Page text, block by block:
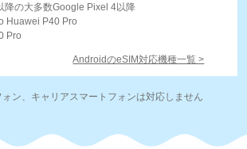
降の大多数Google Pixel 4以降
Huawei P40 Pro
Pro
AndroidのeSIM対応機種一覧 >
ン、キャリアスマートフォンは対応しません